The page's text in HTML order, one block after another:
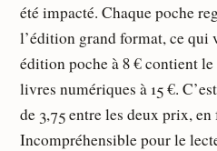
été impacté. Chaque poche
l’édition grand format, ce qui
édition poche à 8 € contient
livres numériques à 15 €.
de 3,75 entre les deux prix,
Incompréhensible pour le